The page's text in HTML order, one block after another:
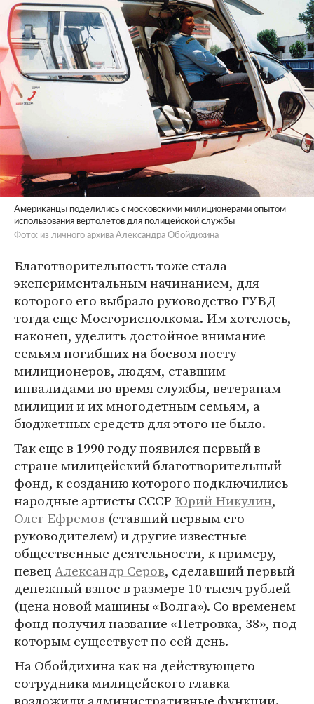
Американцы поделились с московскими милиционерами опытом
использования вертолетов для полицейской службы
Фото: из личного архива Александра Обойдихина
Благотворительность тоже стала
экспериментальным начинанием, для
которого его выбрало руководство ГУВД
тогда еще Мосгорисполкома. Им хотелось,
наконец, уделить достойное внимание
семьям погибших на боевом посту
милиционеров, людям, ставшим
инвалидами во время службы, ветеранам
милиции и их многодетным семьям, а
бюджетных средств для этого не было.
Так еще в 1990 году появился первый в
стране милицейский благотворительный
фонд, к созданию которого подключились
народные артисты СССР Юрий Никулин,
Олег Ефремов (ставший первым его
руководителем) и другие известные
общественные деятельности, к примеру,
певецАлександр Серов, сделавший первый
денежный взнос в размере 10 тысяч рублей
(цена новой машины «Волга»). Со временем
фонд получил название «Петровка, 38», под
которым существует по сей день.
На Обойдихина как на действующего
сотрудника милицейского главка